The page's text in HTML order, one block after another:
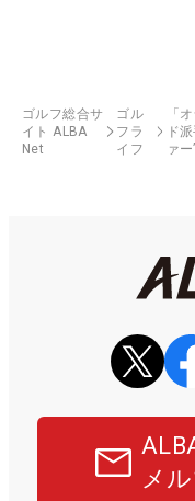
ゴルフ総合サ
イト ALBA
Net
ゴル
フラ
イフ
「
ド
ァー
メ